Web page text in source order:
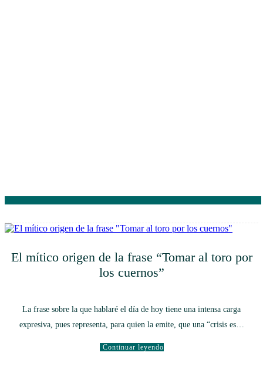
El mítico origen de la frase “Tomar al toro por
los cuernos”
La frase sobre la que hablaré el día de hoy tiene una intensa carga
expresiva, pues representa, para quien la emite, que una “crisis es…
Continuar leyendo